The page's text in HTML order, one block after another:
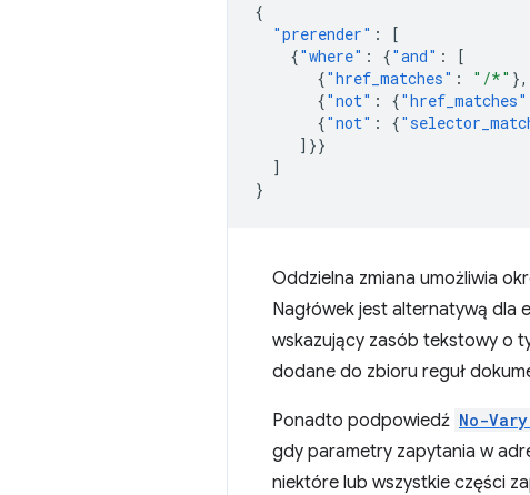
{
"prerender" :
[
{"where" : {"and" :
[
{"href_matches" : "/*" },
{"not" : {"href_matches"
{"not" : {
]}}
]
}
Oddzielna zmiana umożliwia
Nagłówek jest alternatywą dla
wskazujący zasób tekstowy o
dodane do zbioru reguł
Ponadto podpowiedź No-
gdy parametry zapytania w
niektóre lub wszystkie części